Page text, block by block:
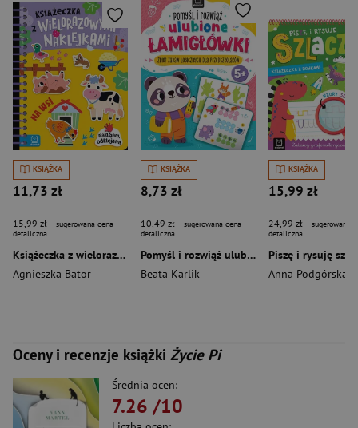
KSIĄŻKA
11,73 zł
15,99 zł - sugerowana cena
detaliczna
Książeczka z wielorazowymi naklejkami. Na wsi. Naklejam, odklejam!
Agnieszka Bator
KSIĄŻKA
8,73 zł
10,49 zł - sugerowana cena
detaliczna
Pomyśl i rozwiąż ulubione ŁAMIGŁÓWKI. Zbiór zabaw logicznych dla przedszkolaków. Od 5 lat
Beata Karlik
KSIĄŻKA
15,99 zł
24,99 zł - sugerowana
detaliczna
Anna Podgórska
Oceny i recenzje książki Życie Pi
Średnia ocen:
7.26 /10